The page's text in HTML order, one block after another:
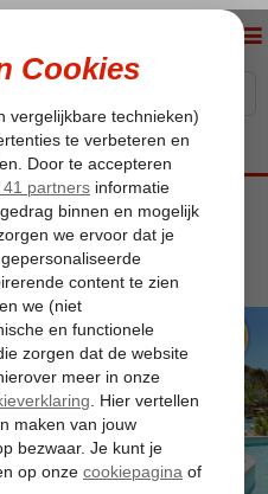
the Blue Resort